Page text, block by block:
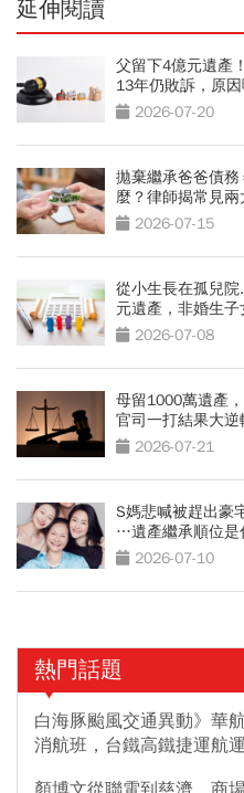
延伸閱讀
父留下4億元遺產
13年仍敗訴，原
2026-07-20
拋棄繼承爸爸債
麼？律師揭常見
2026-07-15
從小生長在孤兒
元遺產，非婚生
2026-07-08
母留1000萬遺產
官司一打結果大
2026-07-21
S媽悲喊被趕出豪
…遺產繼承順位是
2026-07-10
熱門話題
白海豚颱風交通異動》華
消航班，台鐵高鐵捷運航